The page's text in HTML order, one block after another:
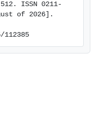
ISSN 0211-
of 2026].